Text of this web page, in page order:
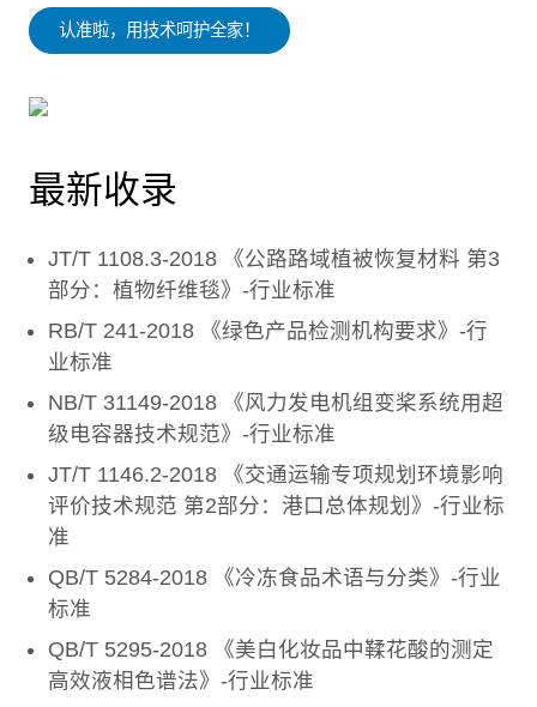
认准啦，用技术呵护全家！
最新收录
JT/T 1108.3-2018 《公路路域植被恢复材料 第3
部分：植物纤维毯》-行业标准
RB/T 241-2018 《绿色产品检测机构要求》-行
业标准
NB/T 31149-2018 《风力发电机组变桨系统用超
级电容器技术规范》-行业标准
JT/T 1146.2-2018 《交通运输专项规划环境影响
评价技术规范 第2部分：港口总体规划》-行业标
准
QB/T 5284-2018 《冷冻食品术语与分类》-行业
标准
QB/T 5295-2018 《美白化妆品中鞣花酸的测定
高效液相色谱法》-行业标准